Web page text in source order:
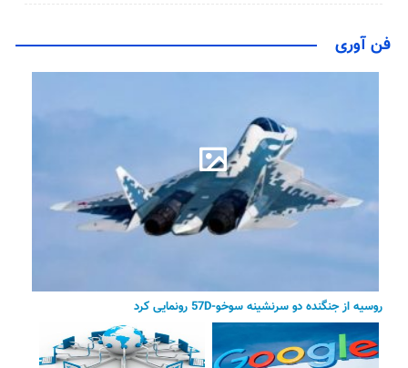
فن آوری
روسیه از جنگنده دو سرنشینه سوخو-57D رونمایی کرد